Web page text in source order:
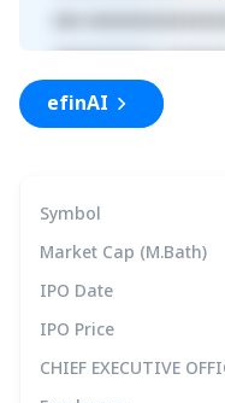
xxx
xxxxxxxxxxx
efinAI
Symbol
Market Cap (M.Bath)
IPO Date
IPO Price
CHIEF EXECUTIVE